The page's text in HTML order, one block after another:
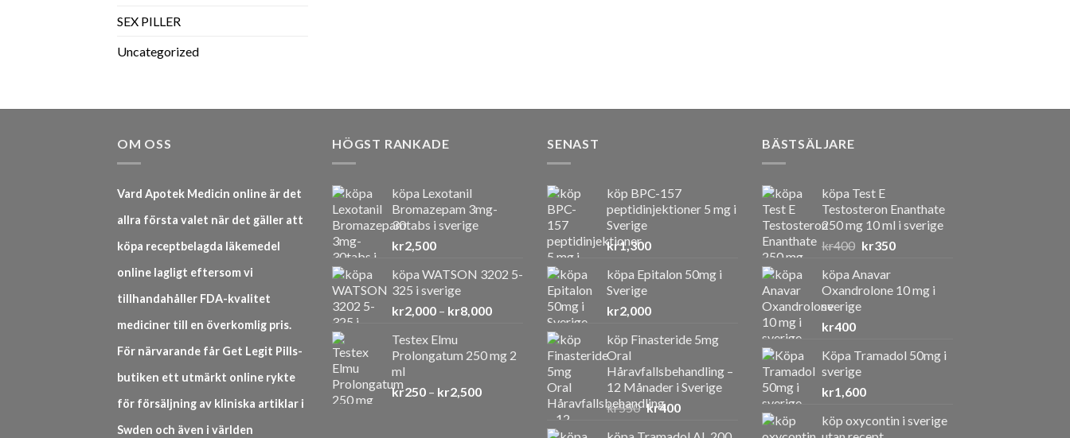
SEX PILLER
Uncategorized
OM OSS
Vard Apotek Medicin online är det
allra första valet när det gäller att
köpa receptbelagda läkemedel
online lagligt eftersom vi
tillhandahåller FDA-kvalitet
mediciner till en överkomlig pris.
För närvarande får Get Legit Pills-
butiken ett utmärkt online rykte
för försäljning av kliniska artiklar i
Swden och även i världen
HÖGST RANKADE
köpa Lexotanil
Bromazepam 3mg-
30tabs i sverige
kr2,500
köpa WATSON 3202 5-
325 i sverige
kr2,000 – kr8,000Prisintervall:
kr8,000
Testex Elmu
Prolongatum 250 mg 2
ml
kr250 – kr2,500Prisintervall:
SENAST
köp BPC-157
peptidinjektioner 5 mg i
Sverige
kr1,300
köpa Epitalon 50mg i
Sverige
kr2,000
köp Finasteride 5mg
Oral
Håravfallsbehandling –
12 Månader i Sverige
kr550 Det
kr400Det
BÄSTSÄLJARE
köpa Test E
Testosteron Enanthate
250 mg 10 ml i sverige
kr400 Det
priset
var:
kr400.
kr350Det
är:
köpa Anavar
Oxandrolone 10 mg i
sverige
kr400
Köpa Tramadol 50mg i
sverige
kr1,600
köp oxycontin i sverige